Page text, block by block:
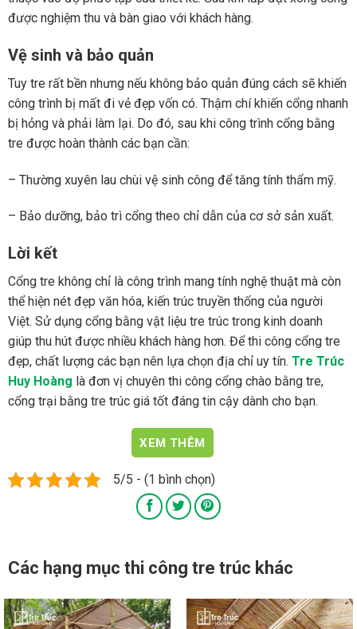
được nghiệm thu và bàn giao với khách hàng.
Vệ sinh và bảo quản
Tuy tre rất bền nhưng nếu không bảo quản đúng cách sẽ khiến
công trình bị mất đi vẻ đẹp vốn có. Thậm chí khiến cổng nhanh
bị hỏng và phải làm lại. Do đó, sau khi công trình cổng bằng
tre được hoàn thành các bạn cần:
– Thường xuyên lau chùi vệ sinh công để tăng tính thẩm mỹ.
– Bảo dưỡng, bảo trì cổng theo chỉ dẫn của cơ sở sản xuất.
Lời kết
Cổng tre không chỉ là công trình mang tính nghệ thuật mà còn
thể hiện nét đẹp văn hóa, kiến trúc truyền thống của người
Việt. Sử dụng cổng bằng vật liệu tre trúc trong kinh doanh
giúp thu hút được nhiều khách hàng hơn. Để thi công cổng tre
đẹp, chất lượng các bạn nên lựa chọn địa chỉ uy tín. Tre Trúc
Huy Hoàng là đơn vị chuyên thi công cổng chào bằng tre,
cổng trại bằng tre trúc giá tốt đáng tin cậy dành cho bạn.
5/5 - (1 bình chọn)
Các hạng mục thi công tre trúc khác